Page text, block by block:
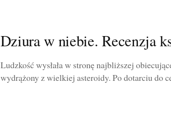
Dziura w niebie. Recenzja
Ludzkość wysłała w stronę najbliższej
wydrążony z wielkiej asteroidy. Po dotarciu do